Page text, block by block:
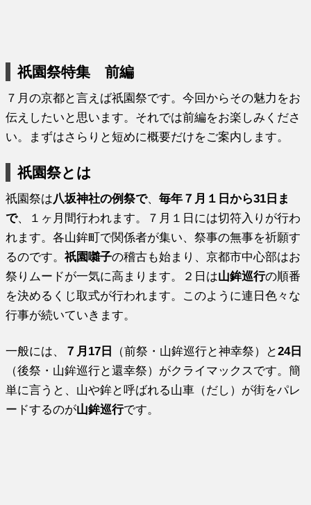
祇園祭特集 前編
７月の京都と言えば祇園祭です。今回からその魅力をお
伝えしたいと思います。それでは前編をお楽しみくださ
い。まずはさらりと短めに概要だけをご案内します。
祇園祭とは
祇園祭は八坂神社の例祭で、毎年７月１日から31日ま
で、１ヶ月間行われます。７月１日には切符入りが行わ
れます。各山鉾町で関係者が集い、祭事の無事を祈願す
るのです。祇園囃子の稽古も始まり、京都市中心部はお
祭りムードが一気に高まります。２日は山鉾巡行の順番
を決めるくじ取式が行われます。このように連日色々な
行事が続いていきます。
一般には、 ７月17日 （前祭・山鉾巡行と神幸祭）と24日
（後祭・山鉾巡行と還幸祭）がクライマックスです。簡
単に言うと、山や鉾と呼ばれる山車（だし）が街をパレ
ードするのが山鉾巡行です。